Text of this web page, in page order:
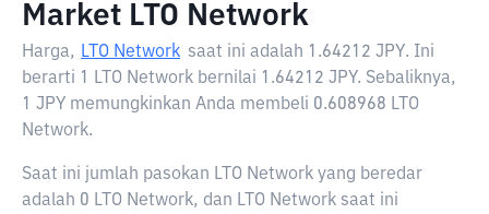
Market LTO Network
Harga, LTO Network saat ini adalah 1.64212 JPY. Ini
berarti 1 LTO Network bernilai 1.64212 JPY. Sebaliknya,
1 JPY memungkinkan Anda membeli 0.608968 LTO
Network.
Saat ini jumlah pasokan LTO Network yang beredar
adalah 0 LTO Network, dan LTO Network saat ini